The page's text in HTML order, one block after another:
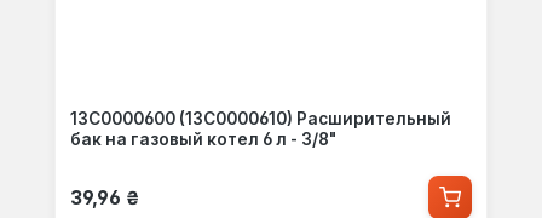
13C0000600 (13C0000610) Расширительный
бак на газовый котел 6 л - 3/8"
Обычная цена:
39,96 ₴